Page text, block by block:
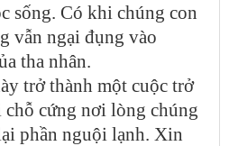
sống. Có khi chúng con
vẫn ngại đụng vào
tha nhân.
trở thành một cuộc trở
cứng nơi lòng chúng
phần nguội lạnh. Xin